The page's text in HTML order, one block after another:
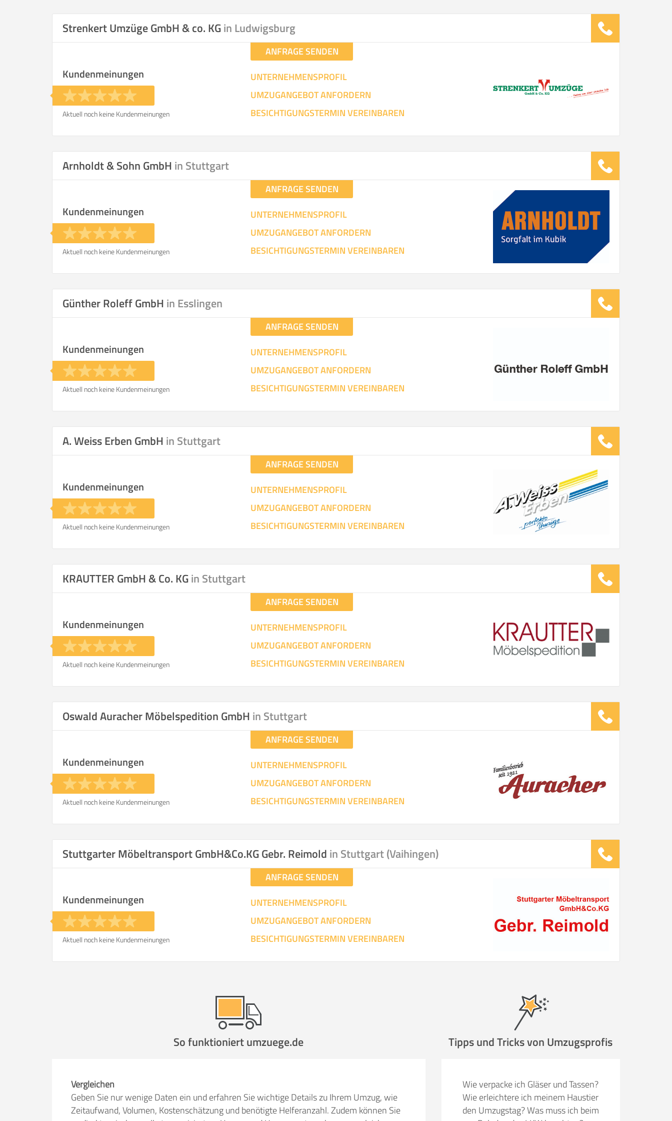
Selbst umziehen.
Helfer .
Stunden
Stunden
KOSTENSCHÄTZUNG:
.
Stunden
Stunden
ICH MÖCHTE ANGEBOTE ANFORDERN
SO ERRECHNET SICH DIE KOSTENSCHÄTZUNG
Strenkert Umzüge GmbH & co. KGin Ludwigsburg
ANFRAGE SENDEN
UNTERNEHMENSPROFIL
UMZUGANGEBOT ANFORDERN
BESICHTIGUNGSTERMIN VEREINBAREN
Kundenmeinungen
Aktuell noch keine Kundenmeinungen
Arnholdt & Sohn GmbH in Stuttgart
ANFRAGE SENDEN
UNTERNEHMENSPROFIL
UMZUGANGEBOT ANFORDERN
BESICHTIGUNGSTERMIN VEREINBAREN
Kundenmeinungen
Aktuell noch keine Kundenmeinungen
Günther Roleff GmbH in Esslingen
ANFRAGE SENDEN
UNTERNEHMENSPROFIL
UMZUGANGEBOT ANFORDERN
BESICHTIGUNGSTERMIN VEREINBAREN
Kundenmeinungen
Aktuell noch keine Kundenmeinungen
A. Weiss Erben GmbH in Stuttgart
ANFRAGE SENDEN
UNTERNEHMENSPROFIL
UMZUGANGEBOT ANFORDERN
BESICHTIGUNGSTERMIN VEREINBAREN
Kundenmeinungen
Aktuell noch keine Kundenmeinungen
KRAUTTER GmbH & Co. KGin Stuttgart
ANFRAGE SENDEN
UNTERNEHMENSPROFIL
UMZUGANGEBOT ANFORDERN
BESICHTIGUNGSTERMIN VEREINBAREN
Kundenmeinungen
Aktuell noch keine Kundenmeinungen
Oswald Auracher Möbelspedition GmbH in Stuttgart
ANFRAGE SENDEN
UNTERNEHMENSPROFIL
UMZUGANGEBOT ANFORDERN
BESICHTIGUNGSTERMIN VEREINBAREN
Kundenmeinungen
Aktuell noch keine Kundenmeinungen
Stuttgarter Möbeltransport GmbH&Co.KG Gebr. Reimold in Stuttgart (Vaihingen)
ANFRAGE SENDEN
UNTERNEHMENSPROFIL
UMZUGANGEBOT ANFORDERN
BESICHTIGUNGSTERMIN VEREINBAREN
Kundenmeinungen
Aktuell noch keine Kundenmeinungen
So funktioniert umzuege.de
Vergleichen
Geben Sie nur wenige Daten ein und erfahren Sie wichtige Details zu Ihrem Umzug, wie
Zeitaufwand, Volumen, Kostenschätzung und benötigte Helferanzahl. Zudem können Sie
Tipps und Tricks von Umzugsprofis
Wie verpacke ich Gläser und Tassen?
Wie erleichtere ich meinem Haustier
den Umzugstag? Was muss ich beim